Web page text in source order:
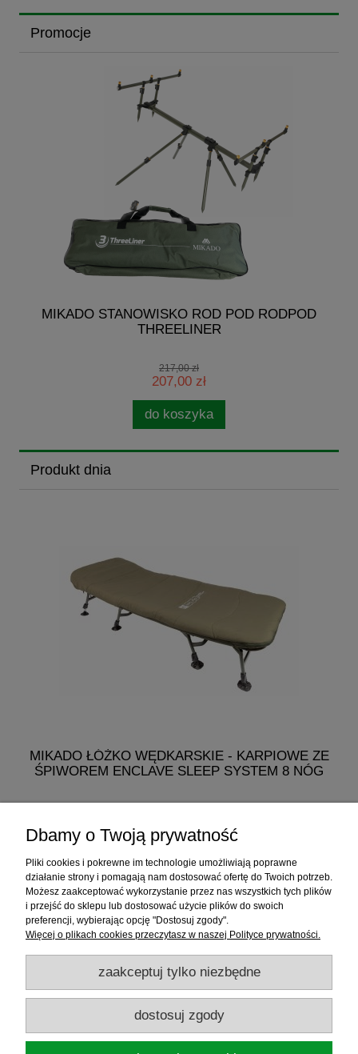
Promocje
MIKADO STANOWISKO ROD POD RODPOD
THREELINER
217,00 zł
207,00 zł
do koszyka
Produkt dnia
MIKADO ŁÓŻKO WĘDKARSKIE - KARPIOWE ZE
ŚPIWOREM ENCLAVE SLEEP SYSTEM 8 NÓG
do koszyka
Informacje
Sklep internetowy
RATY
Promocje
Dbamy o Twoją prywatność
Pliki cookies i pokrewne im technologie umożliwiają poprawne
działanie strony i pomagają nam dostosować ofertę do Twoich potrzeb.
Możesz zaakceptować wykorzystanie przez nas wszystkich tych plików
i przejść do sklepu lub dostosować użycie plików do swoich
preferencji, wybierając opcję "Dostosuj zgody".
Więcej o plikach cookies przeczytasz w naszej Polityce prywatności.
zaakceptuj tylko niezbędne
dostosuj zgody